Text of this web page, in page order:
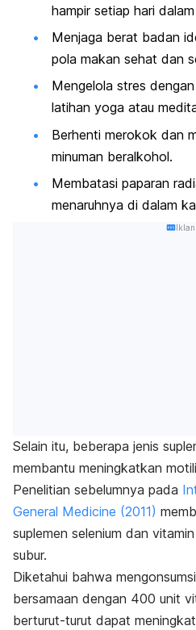
hampir setiap hari
Menjaga berat badan
pola makan sehat dan
Mengelola stres
latihan yoga atau
Berhenti merokok dan
minuman beralkohol.
Membatasi paparan
menaruhnya di dalam
Iklan
Selain itu, beberapa jenis
membantu meningkatkan
Penelitian sebelumnya pada
General Medicine (2011)
suplemen selenium dan
subur.
Diketahui bahwa
bersamaan dengan 400 unit
berturut-turut dapat